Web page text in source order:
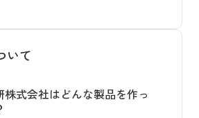
いて
株式会社はどんな製品を作っ